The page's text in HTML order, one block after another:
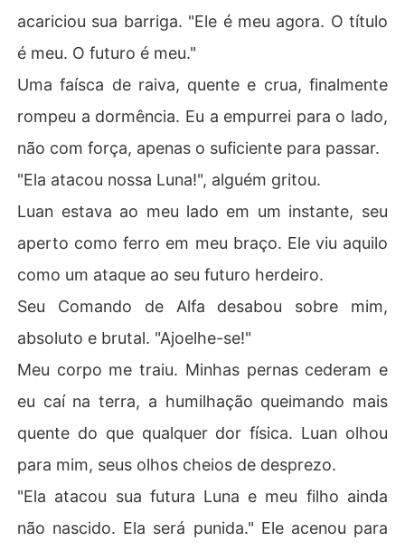
acariciou sua barriga. "Ele é meu agora. O título
é meu. O futuro é meu."
Uma faísca de raiva, quente e crua, finalmente
rompeu a dormência. Eu a empurrei para o lado,
não com força, apenas o suficiente para passar.
"Ela atacou nossa Luna!", alguém gritou.
Luan estava ao meu lado em um instante, seu
aperto como ferro em meu braço. Ele viu aquilo
como um ataque ao seu futuro herdeiro.
Seu Comando de Alfa desabou sobre mim,
absoluto e brutal. "Ajoelhe-se!"
Meu corpo me traiu. Minhas pernas cederam e
eu caí na terra, a humilhação queimando mais
quente do que qualquer dor física. Luan olhou
para mim, seus olhos cheios de desprezo.
"Ela atacou sua futura Luna e meu filho ainda
não nascido. Ela será punida." Ele acenou para